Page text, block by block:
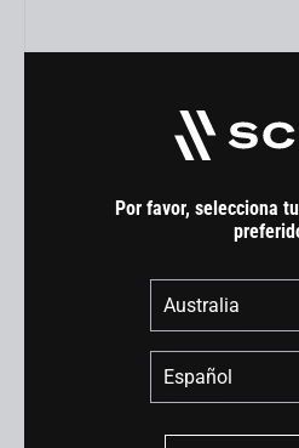
Headset B-18-1 Bearings
Por favor, selecciona
Idioma